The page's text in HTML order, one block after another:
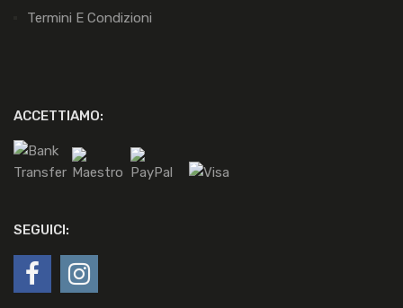
Termini E Condizioni
ACCETTIAMO:
SEGUICI: